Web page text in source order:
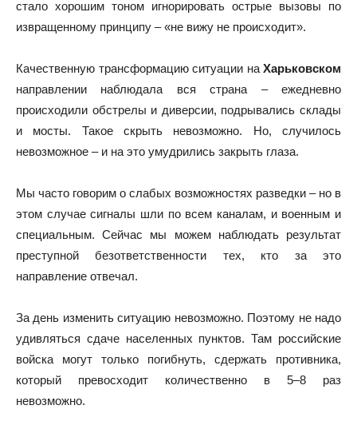
стало хорошим тоном игнорировать острые вызовы по
извращенному принципу – «не вижу не происходит».
Качественную трансформацию ситуации на Харьковском
направлении наблюдала вся страна – ежедневно
происходили обстрелы и диверсии, подрывались склады
и мосты. Такое скрыть невозможно. Но, случилось
невозможное – и на это умудрились закрыть глаза.
Мы часто говорим о слабых возможностях разведки – но в
этом случае сигналы шли по всем каналам, и военным и
специальным. Сейчас мы можем наблюдать результат
преступной безответственности тех, кто за это
направление отвечал.
За день изменить ситуацию невозможно. Поэтому не надо
удивляться сдаче населенных пунктов. Там российские
войска могут только погибнуть, сдержать противника,
который превосходит количественно в 5–8 раз
невозможно.